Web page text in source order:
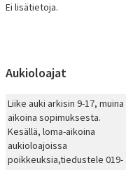
Ei lisätietoja.
Aukioloajat
Liike auki arkisin 9-17, muina
aikoina sopimuksesta.
Kesällä, loma-aikoina
aukioloajoissa
poikkeuksia,tiedustele 019-